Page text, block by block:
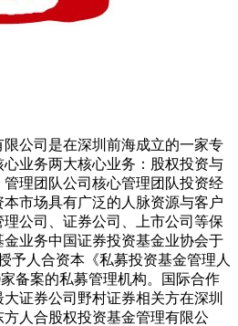
公司是在深圳前海成立的一家专
业务两大核心业务：股权投资与
管理团队公司核心管理团队投资经
本市场具有广泛的人脉资源与客户
公司、证券公司、上市公司等保
业务中国证券投资基金业协会于
予人合资本《私募投资基金管理人
备案的私募管理机构。国际合作
证券公司野村证券相关方在深圳
人合股权投资基金管理有限公